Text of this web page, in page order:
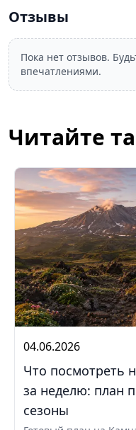
Отзывы
Пока нет отзывов.
впечатлениями.
Читайте
04.06.2026
Что посмотреть
за неделю: план
сезоны